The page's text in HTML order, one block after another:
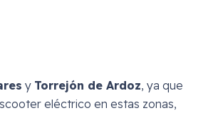
y Torrejón de Ardoz, ya que
eléctrico en estas zonas,